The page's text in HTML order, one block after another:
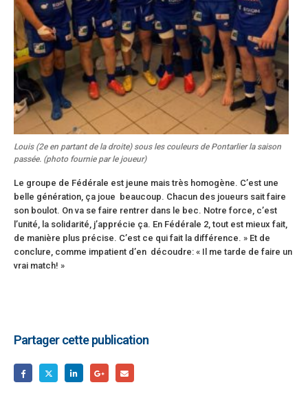
Louis (2e en partant de la droite) sous les couleurs de Pontarlier la saison
passée. (photo fournie par le joueur)
Le groupe de Fédérale est jeune mais très homogène. C’est une
belle génération, ça joue beaucoup. Chacun des joueurs sait faire
son boulot. On va se faire rentrer dans le bec. Notre force, c’est
l’unité, la solidarité, j’apprécie ça. En Fédérale 2, tout est mieux fait,
de manière plus précise. C’est ce qui fait la différence. » Et de
conclure, comme impatient d’en découdre: « Il me tarde de faire un
vrai match! »
Partager cette publication